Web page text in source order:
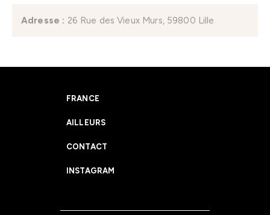
Adresse : 26 Rue des Vieux Murs, 59800 Lille
FRANCE
AILLEURS
CONTACT
INSTAGRAM